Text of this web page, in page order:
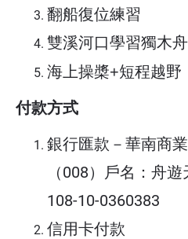
翻船復位練習
雙溪河口學習獨木
海上操槳+短程越野​​​​​
付款方式
銀行匯款－華南商
（008）戶名：舟
108-10-0360383
信用卡付款
10升水筒包
輕量好收納
(008)、戶名：舟遊天下
10-036038-3
7.舟遊天下有限公司保
改活動辦法之權利。
取消辦法
1.活動出發日前7 日前(